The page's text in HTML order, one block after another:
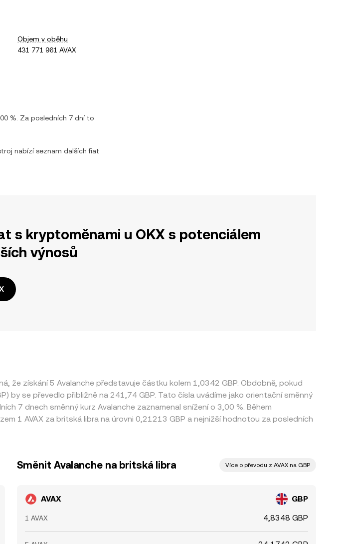
Objem v oběhu
431 771 961 AVAX
% . Za posledních 7 dní to
nabízí seznam dalších fiat
s kryptoměnami u OKX s potenciálem
výnosů
že získání 5 Avalanche představuje částku kolem 1,0342 GBP. Obdobně, pokud
by se převedlo přibližně na 241,74 GBP. Tato čísla uvádíme jako orientační směnný
7 dnech směnný kurz Avalanche zaznamenal snížení o 3,00 %. Během
1 AVAX za britská libra na úrovni 0,21213 GBP a nejnižší hodnotou za posledních
Směnit Avalanche na britská libra Více o převodu z AVAX na GBP
AVAX GBP
1 AVAX 4,8348 GBP